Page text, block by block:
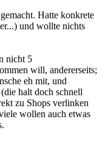
Hatte konkrete
und wollte nichts
nicht 5
will, andererseits;
eh mit, und
halt doch schnell
zu Shops verlinken
wollen auch etwas